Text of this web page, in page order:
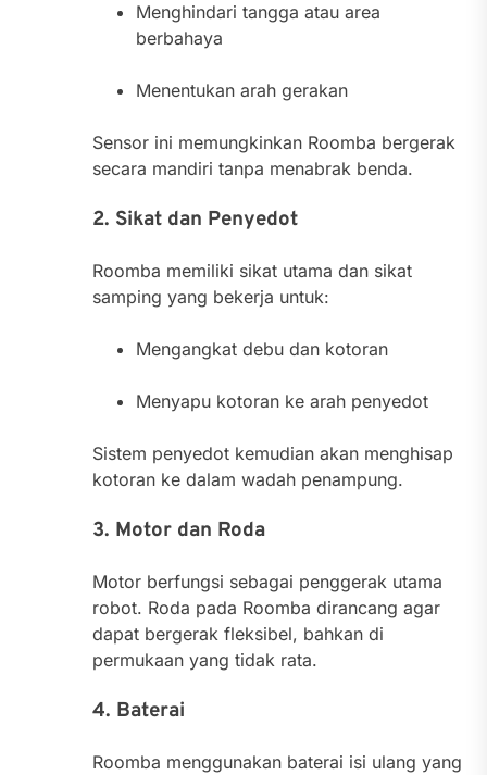
Menghindari tangga atau area
berbahaya
Menentukan arah gerakan
Sensor ini memungkinkan Roomba bergerak
secara mandiri tanpa menabrak benda.
2. Sikat dan Penyedot
Roomba memiliki sikat utama dan sikat
samping yang bekerja untuk:
Mengangkat debu dan kotoran
Menyapu kotoran ke arah penyedot
Sistem penyedot kemudian akan menghisap
kotoran ke dalam wadah penampung.
3. Motor dan Roda
Motor berfungsi sebagai penggerak utama
robot. Roda pada Roomba dirancang agar
dapat bergerak fleksibel, bahkan di
permukaan yang tidak rata.
4. Baterai
Roomba menggunakan baterai isi ulang yang